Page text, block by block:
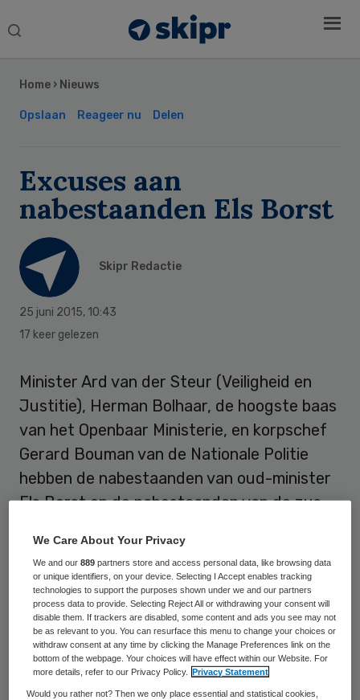
Search
Home › Nieuws
Opslaan Reageer nu Delen
Excuses aan
nabestaanden Els Borst
Skipr Redactie
25 juni 2015, 10:43
17 keer gelezen
Minister Ard van der Steur (Veiligheid en
Justitie), Herman Bolhaar, de hoogste baas
van het Openbaar Ministerie, en korpschef
Gerard Bouman van de Nationale Politie
hebben de nabestaanden van oud-minister
Els Borst en de nabestaanden van de zus
verontschuldigingen en medeleven
aangeboden. Ze reageerden hiermee op het
onderzoek van de commissie-Hoekstra.
Bart van U. wordt verdacht van het doden
van oud-minister Els Borst (81) en zijn eigen
zus. Van U. zit sinds 12 januari vast voor het
Sidebar
We Care About Your Privacy
We and our889 partners store and access personal data, like browsing data
or unique identifiers, on your device. Selecting I Accept enables tracking
technologies to support the purposes shown under we and our partners
process data to provide. Selecting Reject All or withdrawing your consent will
disable them. If trackers are disabled, some content and ads you see may not
be as relevant to you. You can resurface this menu to change your choices or
withdraw consent at any time by clicking the Manage Preferences link on the
bottom of the webpage. Your choices will have effect within our Website. For
more details, refer to our Privacy Policy.
Privacy Statement
Would you rather not? Then we only place essential and statistical cookies,